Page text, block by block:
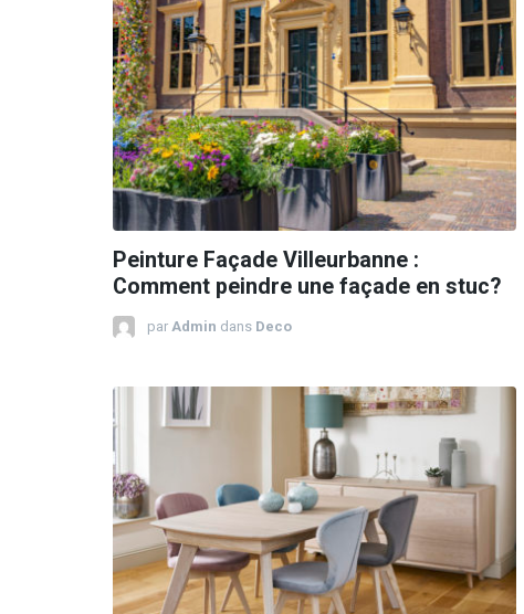
Peinture Façade Villeurbanne :
Comment peindre une façade en stuc?
par Admin dans Deco